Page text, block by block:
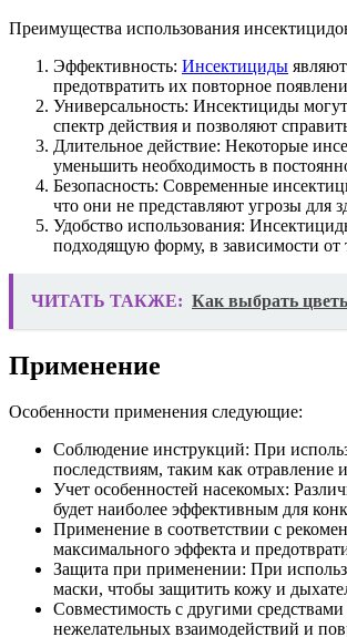
Преимущества использования
Эффективность: Инсектициды
предотвратить их повторное
Универсальность: Инсектициды
спектр действия и позволяют
Длительное действие: Некоторые
уменьшить необходимость в
Безопасность: Современные
что они не представляют угрозы для
Удобство использования:
подходящую форму, в зависимости от
ЧИТАТЬ ТАКЖЕ: Как выбрать
Применение
Особенности применения следующие:
Соблюдение инструкций: При
последствиям, таким как
Учет особенностей насекомых:
будет наиболее эффективным для
Применение в соответствии с
максимального эффекта и
Защита при применении: При
маски, чтобы защитить кожу и
Совместимость с другими
нежелательных взаимодействий и